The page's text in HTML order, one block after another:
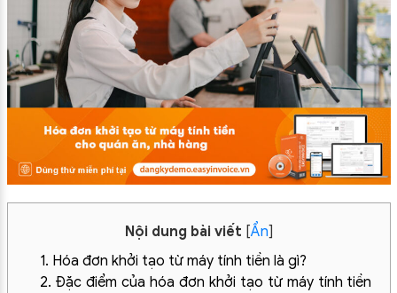
Nội dung bài viết [Ẩn]
1. Hóa đơn khởi tạo từ máy tính tiền là gì?
2. Đặc điểm của hóa đơn khởi tạo từ máy tính tiền